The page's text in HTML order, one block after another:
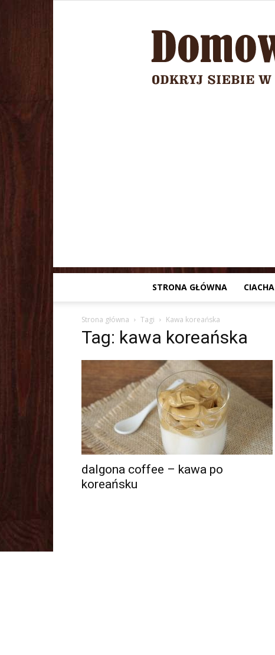
STRONA GŁÓWNA CIACHA
Strona główna Tagi Kawa koreańska
Tag: kawa koreańska
dalgona coffee – kawa po
koreańsku